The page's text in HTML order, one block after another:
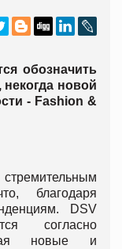
обозначить
новой
- Fashion &
благодаря
DSV
согласно
новые и